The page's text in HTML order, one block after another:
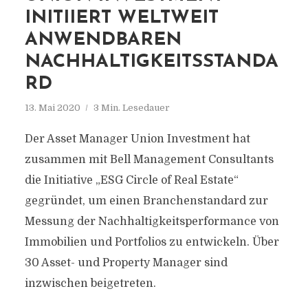
INITIIERT WELTWEIT
ANWENDBAREN
NACHHALTIGKEITSSTANDA
RD
13. Mai 2020 3 Min. Lesedauer
Der Asset Manager Union Investment hat
zusammen mit Bell Management Consultants
die Initiative „ESG Circle of Real Estate“
gegründet, um einen Branchenstandard zur
Messung der Nachhaltigkeitsperformance von
Immobilien und Portfolios zu entwickeln. Über
30 Asset- und Property Manager sind
inzwischen beigetreten.